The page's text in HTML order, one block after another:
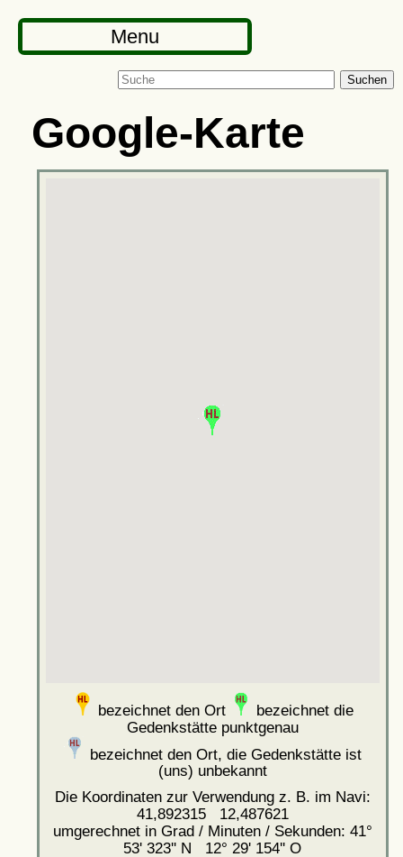
Menu
Suchen
Google-Karte
bezeichnet den Ort
bezeichnet die
Gedenkstätte punktgenau
bezeichnet den Ort, die Gedenkstätte ist
(uns) unbekannt
Die Koordinaten zur Verwendung z. B. im Navi:
41,892315 12,487621
umgerechnet in Grad / Minuten / Sekunden: 41°
53' 323'' N 12° 29' 154'' O